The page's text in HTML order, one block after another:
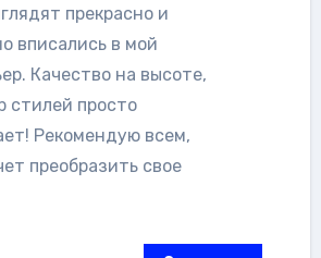
прекрасно и
вписались в мой
Качество на высоте,
стилей просто
Рекомендую всем,
преобразить свое